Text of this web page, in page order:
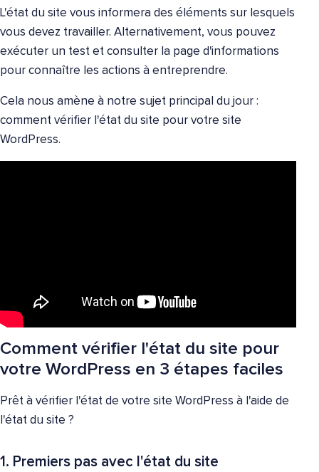
L'état du site vous informera des éléments sur lesquels
vous devez travailler. Alternativement, vous pouvez
exécuter un test et consulter la page d'informations
pour connaître les actions à entreprendre.
Cela nous amène à notre sujet principal du jour :
comment vérifier l'état du site pour votre site
WordPress.
Comment vérifier l'état du site pour
votre WordPress en 3 étapes faciles
Prêt à vérifier l'état de votre site WordPress à l'aide de
l'état du site ?
1. Premiers pas avec l'état du site